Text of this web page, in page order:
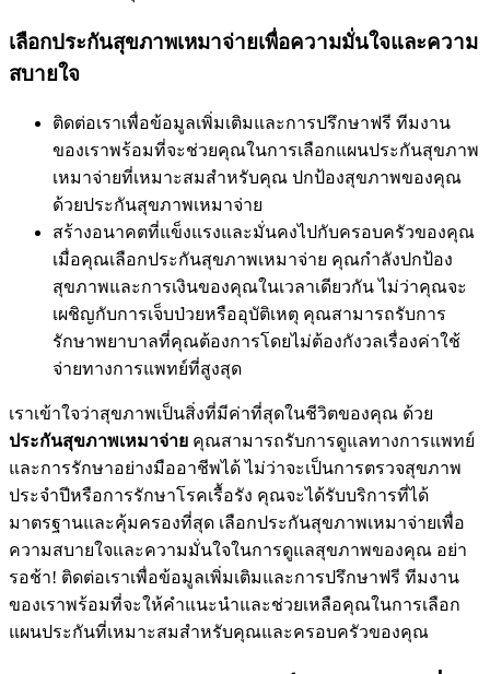
เลือกประกันสุขภาพเหมาจ่ายเพื่อความมั่นใจและความ
สบายใจ
ติดต่อเราเพื่อข้อมูลเพิ่มเติมและการปรึกษาฟรี ทีมงาน
ของเราพร้อมที่จะช่วยคุณในการเลือกแผนประกันสุขภาพ
เหมาจ่ายที่เหมาะสมสำหรับคุณ ปกป้องสุขภาพของคุณ
ด้วยประกันสุขภาพเหมาจ่าย
สร้างอนาคตที่แข็งแรงและมั่นคงไปกับครอบครัวของคุณ
เมื่อคุณเลือกประกันสุขภาพเหมาจ่าย คุณกำลังปกป้อง
สุขภาพและการเงินของคุณในเวลาเดียวกัน ไม่ว่าคุณจะ
เผชิญกับการเจ็บป่วยหรืออุบัติเหตุ คุณสามารถรับการ
รักษาพยาบาลที่คุณต้องการโดยไม่ต้องกังวลเรื่องค่าใช้
จ่ายทางการแพทย์ที่สูงสุด
เราเข้าใจว่าสุขภาพเป็นสิ่งที่มีค่าที่สุดในชีวิตของคุณ ด้วย
ประกันสุขภาพเหมาจ่าย คุณสามารถรับการดูแลทางการแพทย์
และการรักษาอย่างมืออาชีพได้ ไม่ว่าจะเป็นการตรวจสุขภาพ
ประจำปีหรือการรักษาโรคเรื้อรัง คุณจะได้รับบริการที่ได้
มาตรฐานและคุ้มครองที่สุด เลือกประกันสุขภาพเหมาจ่ายเพื่อ
ความสบายใจและความมั่นใจในการดูแลสุขภาพของคุณ อย่า
รอช้า! ติดต่อเราเพื่อข้อมูลเพิ่มเติมและการปรึกษาฟรี ทีมงาน
ของเราพร้อมที่จะให้คำแนะนำและช่วยเหลือคุณในการเลือก
แผนประกันที่เหมาะสมสำหรับคุณและครอบครัวของคุณ